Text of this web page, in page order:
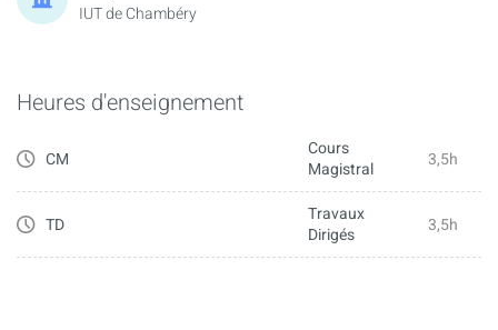
IUT de Chambéry
Heures d'enseignement
CM
Cours
Magistral
3,5h
TD
Travaux
Dirigés
3,5h